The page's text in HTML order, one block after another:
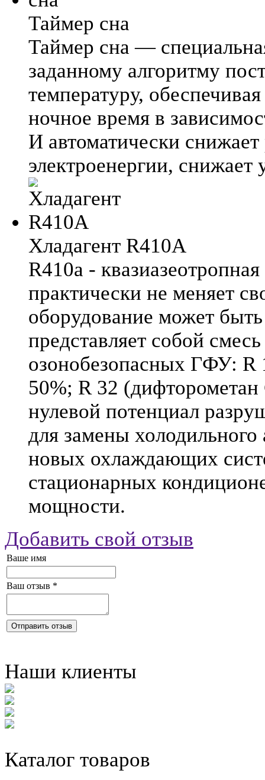
Таймер сна
Таймер сна —
заданному алгоритму
температуру,
ночное время в
И автоматически
электроенергии,
Хладагент R410A
R410a -
практически не меняет
оборудование может
представляет собой
озонобезопасных ГФУ: R
50%; R 32
нулевой потенциал
для замены
новых охлаждающих
стационарных
мощности.
Добавить свой отзыв
Ваше имя
Ваш отзыв *
Отправить отзыв
Наши клиенты
Каталог товаров